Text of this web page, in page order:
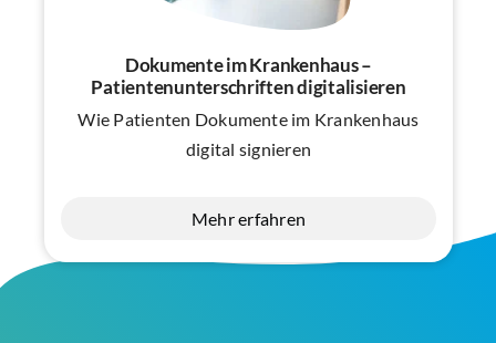
Dokumente im Krankenhaus –
Patientenunterschriften digitalisieren
Wie Patienten Dokumente im Krankenhaus
digital signieren
Mehr erfahren